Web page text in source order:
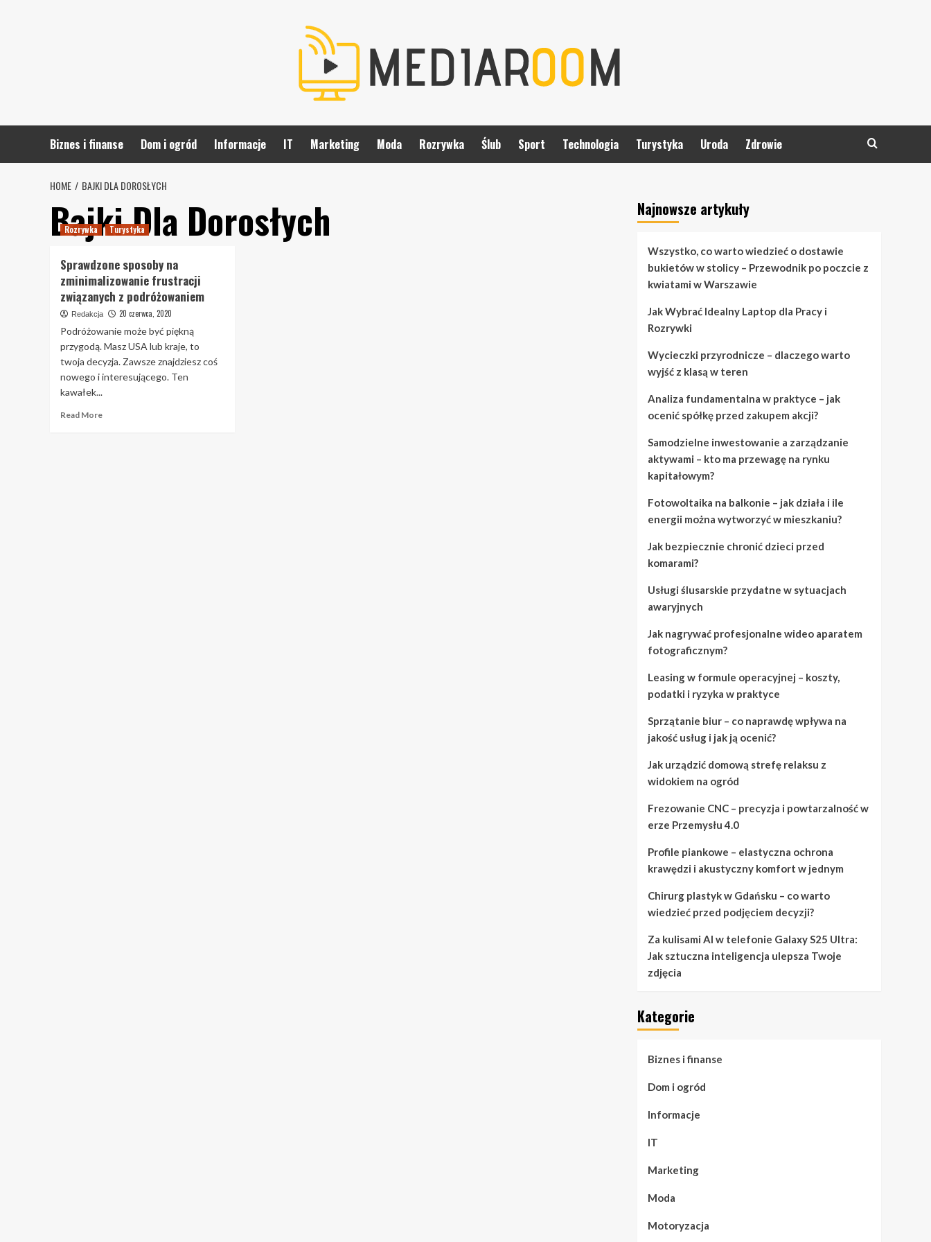
Biznes i finanse Dom i ogród Informacje IT Marketing Moda Rozrywka Ślub Sport Technologia Turystyka Uroda Zdrowie
HOME BAJKI DLA DOROSŁYCH
Bajki Dla Dorosłych
Rozrywka Turystyka
Sprawdzone sposoby na
zminimalizowanie frustracji
związanych z podróżowaniem
Redakcja 20 czerwca, 2020
Podróżowanie może być piękną
przygodą. Masz USA lub kraje, to
twoja decyzja. Zawsze znajdziesz coś
nowego i interesującego. Ten
kawałek...
Read MoreRead
Najnowsze artykuły
Wszystko, co warto wiedzieć o dostawie
bukietów w stolicy – Przewodnik po poczcie z
kwiatami w Warszawie
Jak Wybrać Idealny Laptop dla Pracy i
Rozrywki
Wycieczki przyrodnicze – dlaczego warto
wyjść z klasą w teren
Analiza fundamentalna w praktyce – jak
ocenić spółkę przed zakupem akcji?
Samodzielne inwestowanie a zarządzanie
aktywami – kto ma przewagę na rynku
kapitałowym?
Fotowoltaika na balkonie – jak działa i ile
energii można wytworzyć w mieszkaniu?
Jak bezpiecznie chronić dzieci przed
komarami?
Usługi ślusarskie przydatne w sytuacjach
awaryjnych
Jak nagrywać profesjonalne wideo aparatem
fotograficznym?
Leasing w formule operacyjnej – koszty,
podatki i ryzyka w praktyce
Sprzątanie biur – co naprawdę wpływa na
jakość usług i jak ją ocenić?
Jak urządzić domową strefę relaksu z
widokiem na ogród
Frezowanie CNC – precyzja i powtarzalność w
erze Przemysłu 4.0
Profile piankowe – elastyczna ochrona
krawędzi i akustyczny komfort w jednym
Chirurg plastyk w Gdańsku – co warto
wiedzieć przed podjęciem decyzji?
Za kulisami AI w telefonie Galaxy S25 Ultra:
Jak sztuczna inteligencja ulepsza Twoje
zdjęcia
Kategorie
Biznes i finanse
Dom i ogród
Informacje
IT
Marketing
Moda
Motoryzacja